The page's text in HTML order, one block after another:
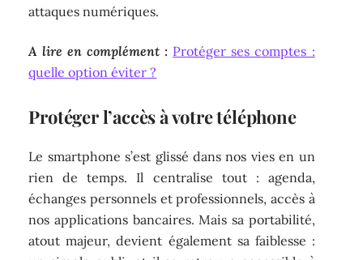
attaques numériques.
A lire en complément : Protéger ses comptes :
quelle option éviter ?
Protéger l’accès à votre téléphone
Le smartphone s’est glissé dans nos vies en un
rien de temps. Il centralise tout : agenda,
échanges personnels et professionnels, accès à
nos applications bancaires. Mais sa portabilité,
atout majeur, devient également sa faiblesse :